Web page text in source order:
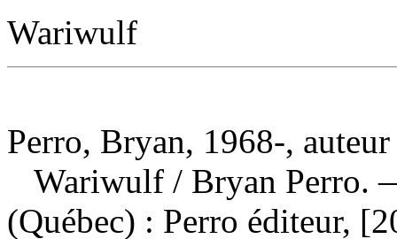
Wariwulf
Perro, Bryan, 1968-, auteur
Wariwulf / Bryan Perro.
(Québec) : Perro éditeur,